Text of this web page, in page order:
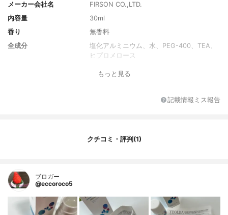
メーカー会社名
FIRSON CO.,LTD.
内容量
30ml
香り
無香料
全成分
塩化アルミニウム、水、PEG-400、TEA、
ヒプロメロース
もっと見る
記載情報ミス報告
クチコミ・評判(1)
ブロガー
@eccoroco5